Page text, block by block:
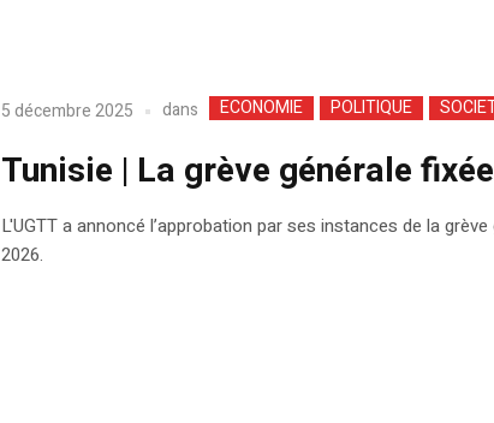
5 décembre 2025 dans ECONOMIE POLITIQUE
Tunisie | La grève générale
L'UGTT a annoncé l’approbation par ses instances de la
2026.